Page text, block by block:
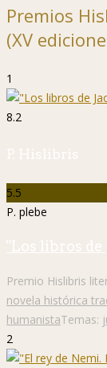
Premios
(XV
1
8.2
P. Hislibris
5.5
P. plebe
"Los libros de
Premio Hislibris
novela histórica
humanistaTemas:
2